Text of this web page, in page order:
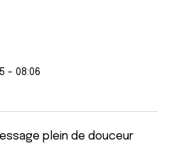
- 08:06
plein de douceur